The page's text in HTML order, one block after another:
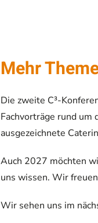
Mehr
Die zweite C³-
Fachvorträge rund um
ausgezeichnete
Auch 2027 möchten
uns wissen. Wir
Wir sehen uns im